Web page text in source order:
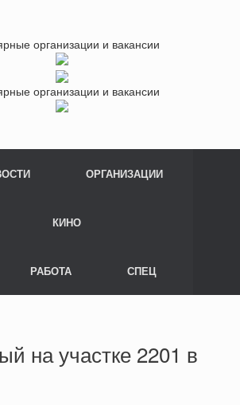
организации и вакансии
организации и вакансии
ОРГАНИЗАЦИИ
КИНО
РАБОТА СПЕЦ
на участке 2201 в